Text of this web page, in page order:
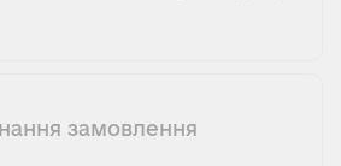
замовлення